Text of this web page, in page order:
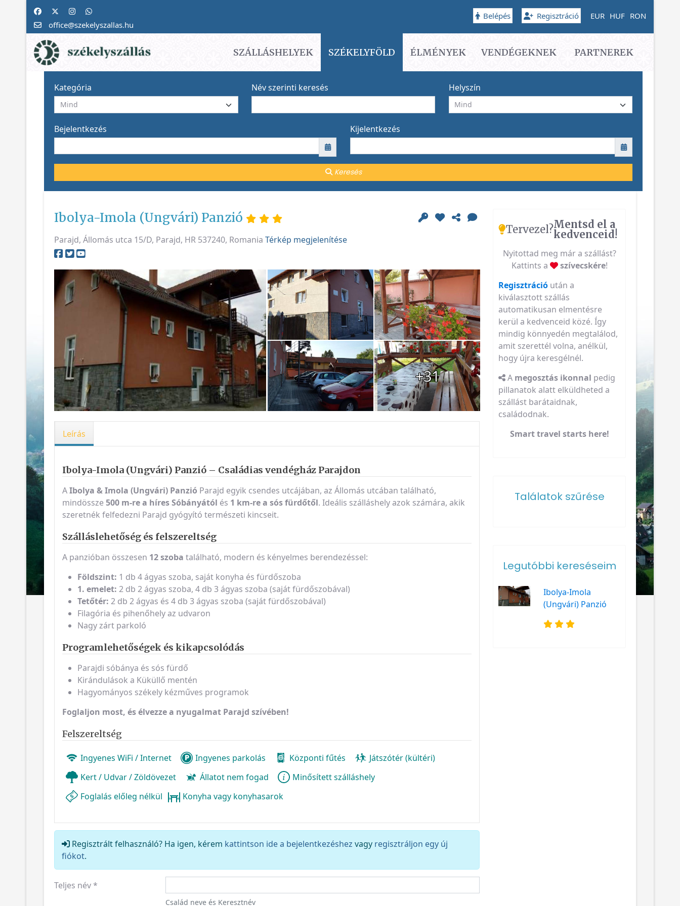
office@szekelyszallas.hu
Belépés Regisztráció EUR HUF RON
SZÁLLÁSHELYEK SZÉKELYFÖLD ÉLMÉNYEK VENDÉGEKNEK PARTNEREK
Kategória Név szerinti keresés Helyszín
Bejelentkezés Kijelentkezés
Keresés
Ibolya-Imola (Ungvári) Panzió
Parajd, Állomás utca 15/D, Parajd, HR 537240, Romania Térkép megjelenítése
+31
Leírás
Ibolya-Imola (Ungvári) Panzió – Családias vendégház Parajdon
AIbolya & Imola (Ungvári) Panzió Parajd egyik csendes utcájában, az Állomás utcában található,
mindössze 500 m-re a híres Sóbányától és 1 km-re a sós fürdőtől. Ideális szálláshely azok számára, akik
szeretnék felfedezni Parajd gyógyító természeti kincseit.
Szálláslehetőség és felszereltség
A panzióban összesen 12 szoba található, modern és kényelmes berendezéssel:
Földszint: 1 db 4 ágyas szoba, saját konyha és fürdőszoba
1. emelet: 2 db 2 ágyas szoba, 4 db 3 ágyas szoba (saját fürdőszobával)
Tetőtér: 2 db 2 ágyas és 4 db 3 ágyas szoba (saját fürdőszobával)
Filagória és pihenőhely az udvaron
Nagy zárt parkoló
Programlehetőségek és kikapcsolódás
Parajdi sóbánya és sós fürdő
Kirándulások a Küküllő mentén
Hagyományos székely kézműves programok
Foglaljon most, és élvezze a nyugalmat Parajd szívében!
Felszereltség
Ingyenes WiFi / Internet Ingyenes parkolás Központi fűtés
Játszótér (kültéri)
Kert / Udvar / Zöldövezet
Állatot nem fogad
Minősített szálláshely
Foglalás előleg nélkül
Konyha vagy konyhasarok
Regisztrált felhasználó? Ha igen, kérem kattintson ide a bejelentkezéshez vagy regisztráljon egy új
fiókot.
Teljes név*
Család neve és Keresztnév
Tervezel?Mentsd el a
kedvenceid!
Nyitottad meg már a szállást?
Kattints a
szívecskére!
Regisztráció után a
kiválasztott szállás
automatikusan elmentésre
kerül a kedvenceid közé. Így
mindig könnyedén megtalálod,
amit szerettél volna, anélkül,
hogy újra keresgélnél.
A megosztás ikonnal pedig
pillanatok alatt elküldheted a
szállást barátaidnak,
családodnak.
Smart travel starts here!
Találatok szűrése
Legutóbbi kereséseim
Ibolya-Imola
(Ungvári) Panzió